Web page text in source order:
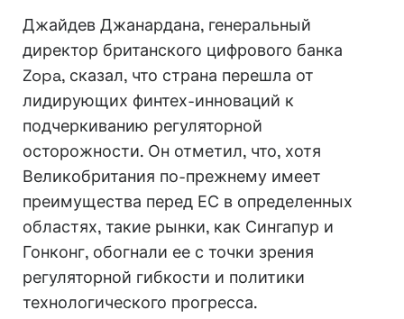
Джайдев Джанардана, генеральный
директор британского цифрового банка
Zopa, сказал, что страна перешла от
лидирующих финтех-инноваций к
подчеркиванию регуляторной
осторожности. Он отметил, что, хотя
Великобритания по-прежнему имеет
преимущества перед ЕС в определенных
областях, такие рынки, как Сингапур и
Гонконг, обогнали ее с точки зрения
регуляторной гибкости и политики
технологического прогресса.